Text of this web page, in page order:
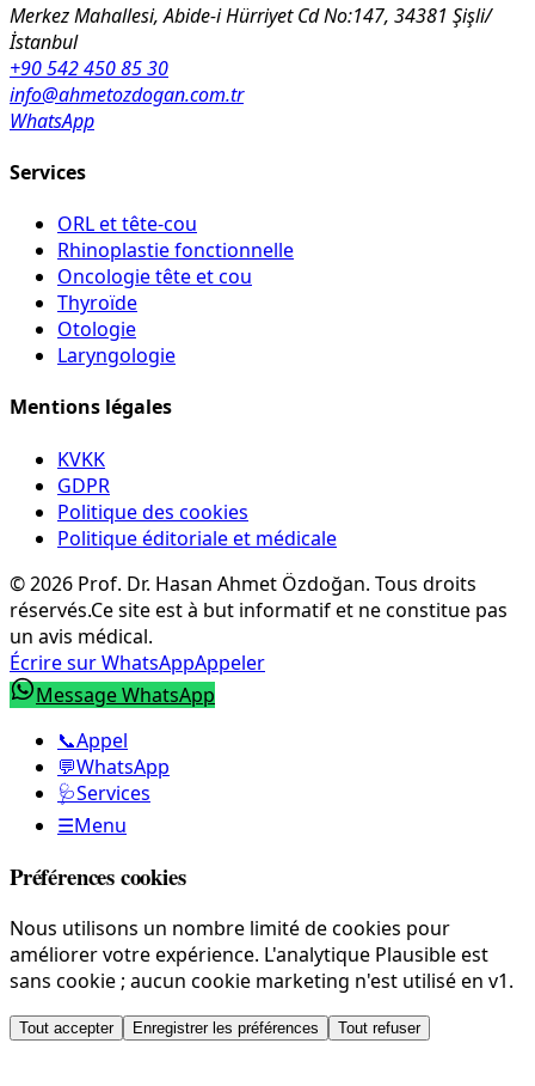
Merkez Mahallesi, Abide-i Hürriyet Cd No:147, 34381 Şişli/
İstanbul
+90 542 450 85 30
info@ahmetozdogan.com.tr
WhatsApp
Services
ORL et tête-cou
Rhinoplastie fonctionnelle
Oncologie tête et cou
Thyroïde
Otologie
Laryngologie
Mentions légales
KVKK
GDPR
Politique des cookies
Politique éditoriale et médicale
©2026 Prof. Dr. Hasan Ahmet Özdoğan. Tous droits
réservés.Ce site est à but informatif et ne constitue pas
un avis médical.
Écrire sur WhatsAppAppeler
Message WhatsApp
📞Appel
💬WhatsApp
🩺Services
☰Menu
Préférences cookies
Nous utilisons un nombre limité de cookies pour
améliorer votre expérience. L'analytique Plausible est
sans cookie ; aucun cookie marketing n'est utilisé en v1.
Tout accepter Enregistrer les préférences Tout refuser